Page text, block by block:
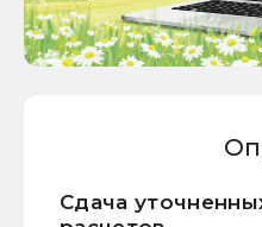
Сдача